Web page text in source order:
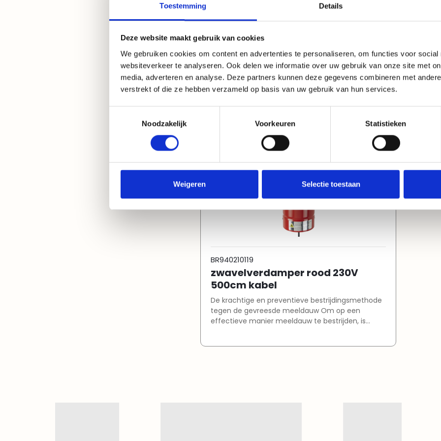
Toestemming Details
Deze website maakt gebruik van cookies
We gebruiken cookies om content en advertenties te personaliseren, om functies voor social
websiteverkeer te analyseren. Ook delen we informatie over uw gebruik van onze site met
media, adverteren en analyse. Deze partners kunnen deze gegevens combineren met
verstrekt of die ze hebben verzameld op basis van uw gebruik van hun services.
Noodzakelijk
Voorkeuren Statistieken
Weigeren Selectie toestaan
pendel tbv zwavelverdamper
Nivola
een
met
van
flinke
BR940210119
zwavelverdamper rood 230V
500cm kabel
De krachtige en preventieve bestrijdingsmethode
tegen de gevreesde meeldauw Om op een
effectieve manier meeldauw te bestrijden, is